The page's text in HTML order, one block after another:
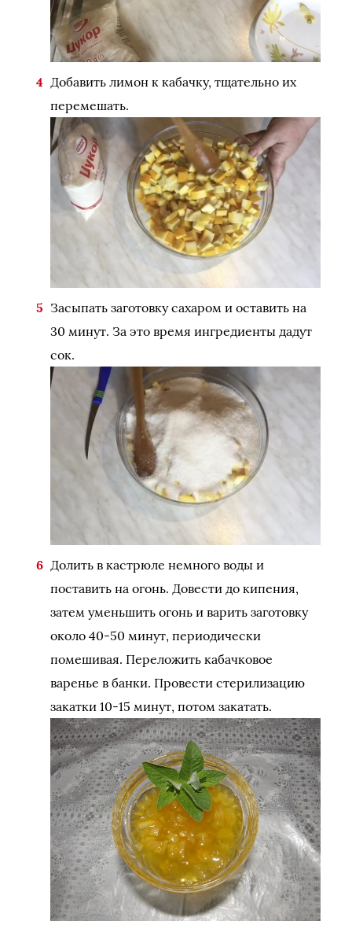
Добавить лимон к кабачку, тщательно их
перемешать.
Засыпать заготовку сахаром и оставить на
30 минут. За это время ингредиенты дадут
сок.
Долить в кастрюле немного воды и
поставить на огонь. Довести до кипения,
затем уменьшить огонь и варить заготовку
около 40-50 минут, периодически
помешивая. Переложить кабачковое
варенье в банки. Провести стерилизацию
закатки 10-15 минут, потом закатать.